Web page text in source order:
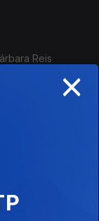
Reis
Peixinho
×